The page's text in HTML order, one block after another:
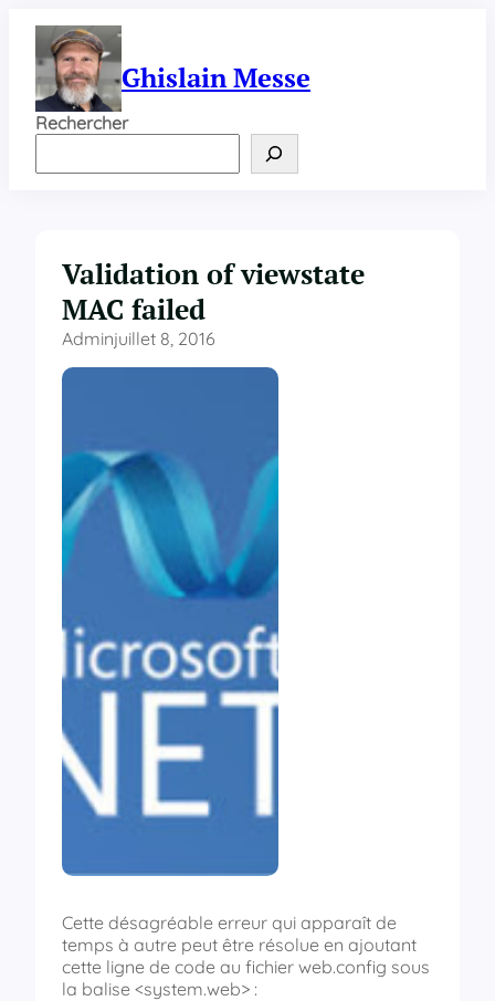
contenu
Ghislain Messe
Rechercher
Validation of viewstate
MAC failed
Adminjuillet 8, 2016
Cette désagréable erreur qui apparaît de
temps à autre peut être résolue en ajoutant
cette ligne de code au fichier web.config sous
la balise <system.web> :